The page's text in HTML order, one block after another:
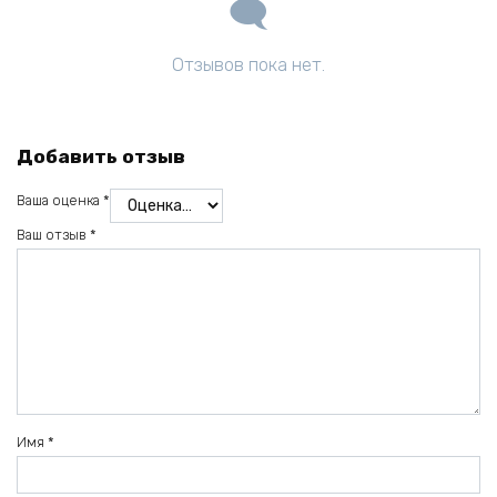
Отзывов пока нет.
Добавить отзыв
Ваша оценка *
Ваш отзыв *
Имя *